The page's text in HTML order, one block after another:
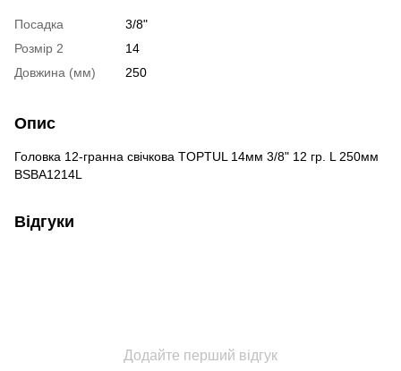
Посадка
3/8"
Розмір 2
14
Довжина (мм)
250
Опис
Головка 12-гранна свічкова TOPTUL 14мм 3/8" 12 гр. L 250мм
BSBA1214L
Відгуки
Додайте перший відгук